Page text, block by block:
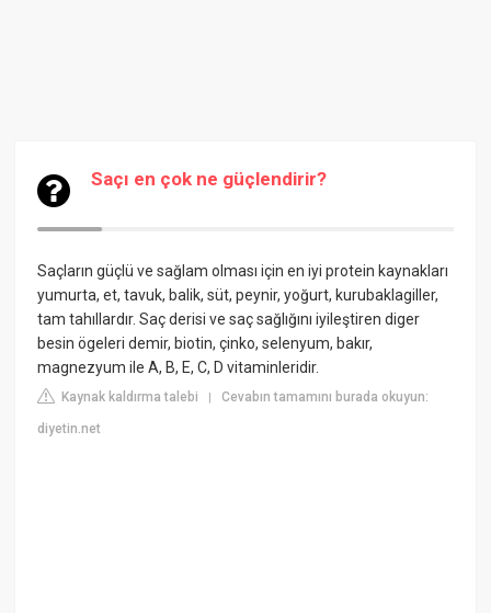
Saçı en çok ne güçlendirir?
Saçların güçlü ve sağlam olması için en iyi protein kaynakları
yumurta, et, tavuk, balik, süt, peynir, yoğurt, kurubaklagiller,
tam tahıllardır. Saç derisi ve saç sağlığını iyileştiren diger
besin ögeleri demir, biotin, çinko, selenyum, bakır,
magnezyum ile A, B, E, C, D vitaminleridir.
Kaynak kaldırma talebi |Cevabın tamamını burada okuyun:
diyetin.net